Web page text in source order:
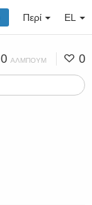
Περί EL
0 ΆΛΜΠΟΥΜ 0